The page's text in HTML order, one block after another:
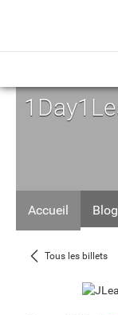
Accueil Blog
Tous les billets